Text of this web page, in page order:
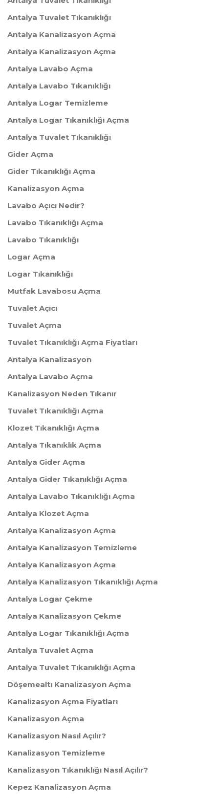
Antalya Tuvalet Tıkanıklığı
​Antalya Kanalizasyon Açma
Antalya Kanalizasyon Açma
Antalya Lavabo Açma
​Antalya Lavabo Tıkanıklığı
​Antalya Logar Temizleme
​Antalya Logar Tıkanıklığı Açma
Antalya Tuvalet Tıkanıklığı
​Gider Açma
Gider Tıkanıklığı Açma
Kanalizasyon Açma
Lavabo Açıcı Nedir?
Lavabo Tıkanıklığı Açma
Lavabo Tıkanıklığı
Logar Açma
​Logar Tıkanıklığı
Mutfak Lavabosu Açma
Tuvalet Açıcı
​Tuvalet Açma
Tuvalet Tıkanıklığı Açma Fiyatları
Antalya Kanalizasyon
Antalya Lavabo Açma
Kanalizasyon Neden Tıkanır
Tuvalet Tıkanıklığı Açma
Klozet Tıkanıklığı Açma
Antalya Tıkanıklık Açma
Antalya Gider Açma
Antalya Gider Tıkanıklığı Açma
Antalya Lavabo Tıkanıklığı Açma
Antalya Klozet Açma
Antalya Kanalizasyon Açma
Antalya Kanalizasyon Temizleme
Antalya Kanalizasyon Açma
Antalya Kanalizasyon Tıkanıklığı Açma
Antalya Logar Çekme
Antalya Kanalizasyon Çekme
Antalya Logar Tıkanıklığı Açma
Antalya Tuvalet Açma
Antalya Tuvalet Tıkanıklığı Açma
Döşemealtı Kanalizasyon Açma
Kanalizasyon Açma Fiyatları
Kanalizasyon Açma
Kanalizasyon Nasıl Açılır?
Kanalizasyon Temizleme
Kanalizasyon Tıkanıklığı Nasıl Açılır?
Kepez Kanalizasyon Açma